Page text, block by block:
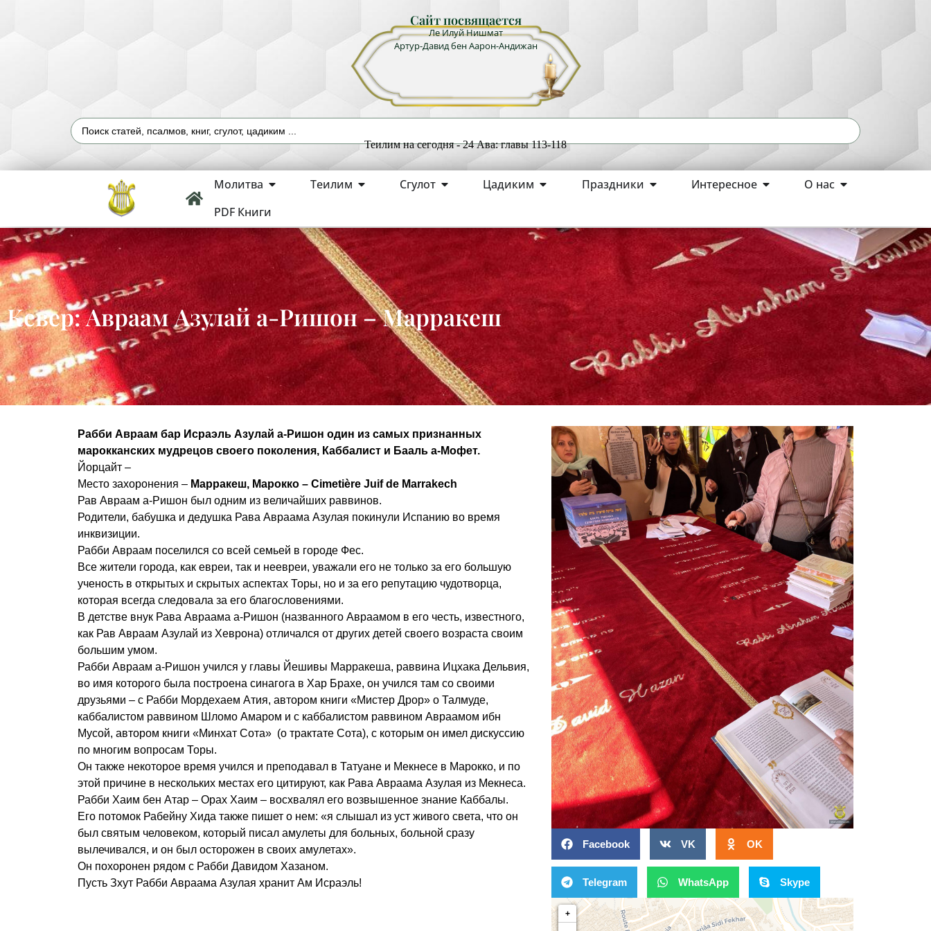
Сайт посвящается
Ле Илуй Нишмат
Артур-Давид бен Аарон-Андижан
Теилим на сегодня - 24 Ава: главы 113-118
Молитва Теилим Сгулот Цадиким Праздники Интересное
О нас
PDF Книги
Кевер: Авраам Азулай а-Ришон – Марракеш
Рабби Авраам бар Исраэль Азулай а-Ришон один из самых признанных
марокканских мудрецов своего поколения, Каббалист и Бааль а-Мофет.
Йорцайт –
Место захоронения – Марракеш, Марокко – Cimetière Juif de Marrakech
Рав Авраам а-Ришон был одним из величайших раввинов.
Родители, бабушка и дедушка Рава Авраама Азулая покинули Испанию во время
инквизиции.
Рабби Авраам поселился со всей семьей в городе Фес.
Все жители города, как евреи, так и неевреи, уважали его не только за его большую
ученость в открытых и скрытых аспектах Торы, но и за его репутацию чудотворца,
которая всегда следовала за его благословениями.
В детстве внук Рава Авраама а-Ришон (названного Авраамом в его честь, известного,
как Рав Авраам Азулай из Хеврона) отличался от других детей своего возраста своим
большим умом.
Рабби Авраам а-Ришон учился у главы Йешивы Марракеша, раввина Ицхака Дельвия,
во имя которого была построена синагога в Хар Брахе, он учился там со своими
друзьями – с Рабби Мордехаем Атия, автором книги «Мистер Дрор» о Талмуде,
каббалистом раввином Шломо Амаром и с каббалистом раввином Авраамом ибн
Мусой, автором книги «Минхат Сота» (о трактате Сота), с которым он имел дискуссию
по многим вопросам Торы.
Он также некоторое время учился и преподавал в Татуане и Мекнесе в Марокко, и по
этой причине в нескольких местах его цитируют, как Рава Авраама Азулая из Мекнеса.
Рабби Хаим бен Атар – Орах Хаим – восхвалял его возвышенное знание Каббалы.
Его потомок Рабейну Хида также пишет о нем: «я слышал из уст живого света, что он
был святым человеком, который писал амулеты для больных, больной сразу
вылечивался, и он был осторожен в своих амулетах».
Он похоронен рядом с Рабби Давидом Хазаном.
Пусть Зхут Рабби Авраама Азулая хранит Ам Исраэль!
Facebook VK OK
Telegram WhatsApp Skype
+